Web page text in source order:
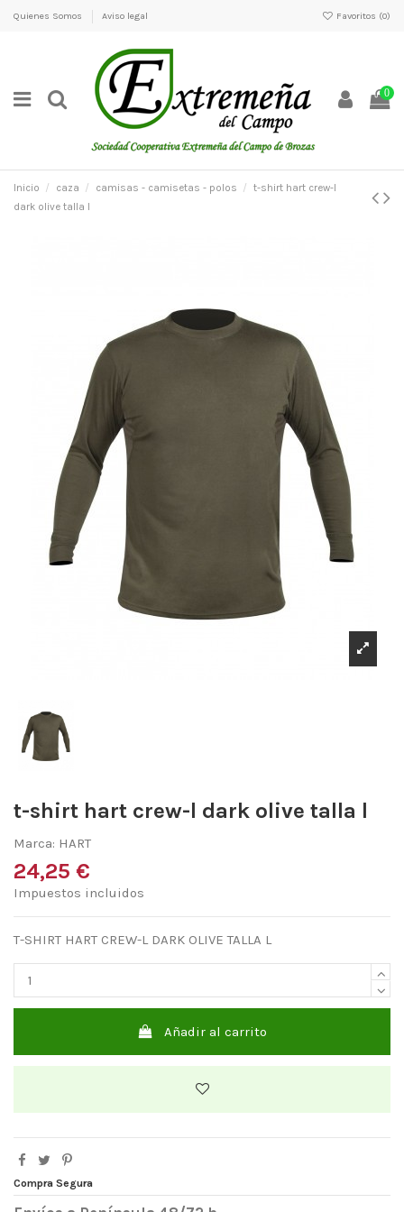
Quienes Somos Aviso legal Favoritos (0)
0
Inicio caza camisas - camisetas - polos
t-shirt hart crew-l
dark olive talla l
t-shirt hart crew-l dark olive talla l
Marca: HART
24,25 €
Impuestos incluidos
T-SHIRT HART CREW-L DARK OLIVE TALLA L
Añadir al carrito
Compra Segura